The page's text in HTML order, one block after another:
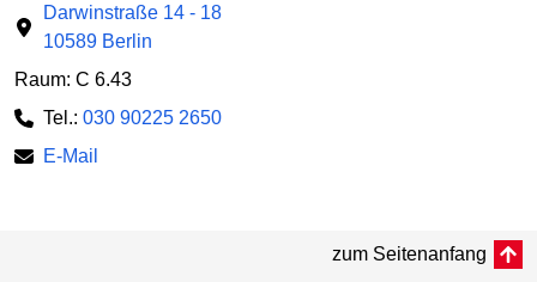
Darwinstraße 14 - 18
10589 Berlin
Raum: C 6.43
Tel.: 030 90225 2650
E-Mail
zum Seitenanfang